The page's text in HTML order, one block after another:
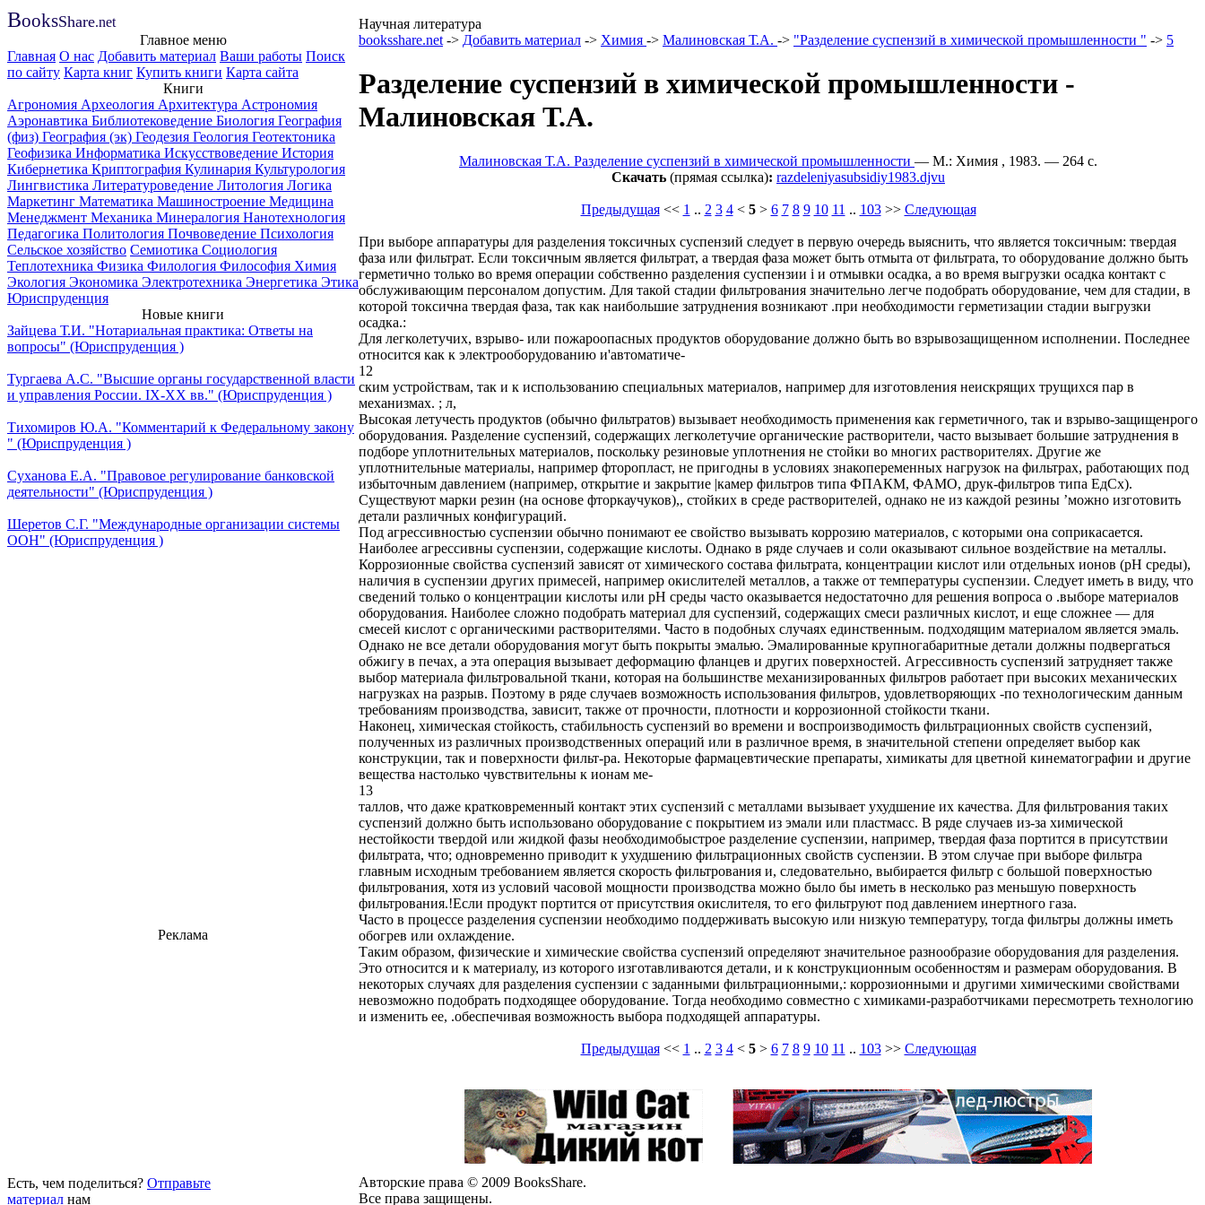
BooksShare.net
Научная литература
Главное меню
Главная О нас Добавить материал Ваши работы Поиск
по сайту Карта книг Купить книги Карта сайта
Книги
Агрономия Археология Архитектура Астрономия
Аэронавтика Библиотековедение Биология География
(физ) География (эк) Геодезия Геология Геотектоника
Геофизика Информатика Искусствоведение История
Кибернетика Криптография Кулинария Культурология
Лингвистика Литературоведение Литология Логика
Маркетинг Математика Машиностроение Медицина
Менеджмент Механика Минералогия Нанотехнология
Педагогика Политология Почвоведение Психология
Сельское хозяйство Семиотика Социология
Теплотехника Физика Филология Философия Химия
Экология Экономика Электротехника Энергетика Этика
Юриспруденция
Новые книги
Зайцева Т.И. "Нотариальная практика: Ответы на
вопросы" (Юриспруденция )
Тургаева А.С. "Высшие органы государственной власти
и управления России. IХ-ХХ вв." (Юриспруденция )
Тихомиров Ю.А. "Комментарий к Федеральному закону
" (Юриспруденция )
Суханова Е.А. "Правовое регулирование банковской
деятельности" (Юриспруденция )
Шеретов С.Г. "Международные организации системы
ООН" (Юриспруденция )
booksshare.net -> Добавить материал -> Химия -> Малиновская Т.А. -> "Разделение суспензий в химической промышленности " -> 5
Разделение суспензий в химической промышленности -
Малиновская Т.А.
Малиновская Т.А. Разделение суспензий в химической промышленности — М.: Химия , 1983. — 264 c.
Скачать (прямая ссылка): razdeleniyasubsidiy1983.djvu
Предыдущая<< 1 .. 2 3 4< 5> 6 7 8 9 10 11 .. 103>> Следующая
При выборе аппаратуры для разделения токсичных суспензий следует в первую очередь выяснить, что является токсичным: твердая
фаза или фильтрат. Если токсичным является фильтрат, а твердая фаза может быть отмыта от фильтрата, то оборудование должно быть
герметично только во время операции собственно разделения суспензии i и отмывки осадка, а во время выгрузки осадка контакт с
обслуживающим персоналом допустим. Для такой стадии фильтрования значительно легче подобрать оборудование, чем для стадии, в
которой токсична твердая фаза, так как наибольшие затруднения возникают .при необходимости герметизации стадии выгрузки
осадка.:
Для легколетучих, взрыво- или пожароопасных продуктов оборудование должно быть во взрывозащищенном исполнении. Последнее
относится как к электрооборудованию и'автоматиче-
12
ским устройствам, так и к использованию специальных материалов, например для изготовления неискрящих трущихся пар в
механизмах. ; л,
Высокая летучесть продуктов (обычно фильтратов) вызывает необходимость применения как герметичного, так и взрыво-защищенрого
оборудования. Разделение суспензий, содержащих легколетучие органические растворители, часто вызывает большие затруднения в
подборе уплотнительных материалов, поскольку резиновые уплотнения не стойки во многих растворителях. Другие же
уплотнительные материалы, например фторопласт, не пригодны в условиях знакопеременных нагрузок на фильтрах, работающих под
избыточным давлением (например, открытие и закрытие |камер фильтров типа ФПАКМ, ФАМО, друк-фильтров типа ЕдСх).
Существуют марки резин (на основе фторкаучуков),, стойких в среде растворителей, однако не из каждой резины ’можно изготовить
детали различных конфигураций.
Под агрессивностью суспензии обычно понимают ее свойство вызывать коррозию материалов, с которыми она соприкасается.
Наиболее агрессивны суспензии, содержащие кислоты. Однако в ряде случаев и соли оказывают сильное воздействие на металлы.
Коррозионные свойства суспензий зависят от химического состава фильтрата, концентрации кислот или отдельных ионов (pH среды),
наличия в суспензии других примесей, например окислителей металлов, а также от температуры суспензии. Следует иметь в виду, что
сведений только о концентрации кислоты или pH среды часто оказывается недостаточно для решения вопроса о .выборе материалов
оборудования. Наиболее сложно подобрать материал для суспензий, содержащих смеси различных кислот, и еще сложнее — для
смесей кислот с органическими растворителями. Часто в подобных случаях единственным. подходящим материалом является эмаль.
Однако не все детали оборудования могут быть покрыты эмалью. Эмалированные крупногабаритные детали должны подвергаться
обжигу в печах, а эта операция вызывает деформацию фланцев и других поверхностей. Агрессивность суспензий затрудняет также
выбор материала фильтровальной ткани, которая на большинстве механизированных фильтров работает при высоких механических
нагрузках на разрыв. Поэтому в ряде случаев возможность использования фильтров, удовлетворяющих -по технологическим данным
требованиям производства, зависит, также от прочности, плотности и коррозионной стойкости ткани.
Наконец, химическая стойкость, стабильность суспензий во времени и воспроизводимость фильтрационных свойств суспензий,
полученных из различных производственных операций или в различное время, в значительной степени определяет выбор как
конструкции, так и поверхности фильт-ра. Некоторые фармацевтические препараты, химикаты для цветной кинематографии и другие
вещества настолько чувствительны к ионам ме-
13
таллов, что даже кратковременный контакт этих суспензий с металлами вызывает ухудшение их качества. Для фильтрования таких
суспензий должно быть использовано оборудование с покрытием из эмали или пластмасс. В ряде случаев из-за химической
нестойкости твердой или жидкой фазы необходимобыстрое разделение суспензии, например, твердая фаза портится в присутствии
фильтрата, что; одновременно приводит к ухудшению фильтрационных свойств суспензии. В этом случае при выборе фильтра
главным исходным требованием является скорость фильтрования и, следовательно, выбирается фильтр с большой поверхностью
фильтрования, хотя из условий часовой мощности производства можно было бы иметь в несколько раз меньшую поверхность
фильтрования.!Если продукт портится от присутствия окислителя, то его фильтруют под давлением инертного газа.
Часто в процессе разделения суспензии необходимо поддерживать высокую или низкую температуру, тогда фильтры должны иметь
обогрев или охлаждение.
Таким образом, физические и химические свойства суспензий определяют значительное разнообразие оборудования для разделения.
Это относится и к материалу, из которого изготавливаются детали, и к конструкционным особенностям и размерам оборудования. В
некоторых случаях для разделения суспензии с заданными фильтрационными,: коррозионными и другими химическими свойствами
невозможно подобрать подходящее оборудование. Тогда необходимо совместно с химиками-разработчиками пересмотреть технологию
и изменить ее, .обеспечивая возможность выбора подходящей аппаратуры.
Предыдущая<< 1 .. 2 3 4< 5> 6 7 8 9 10 11 .. 103>> Следующая
Реклама
Есть, чем поделиться? Отправьте
материал нам
Авторские права © 2009 BooksShare.
Все права защищены.